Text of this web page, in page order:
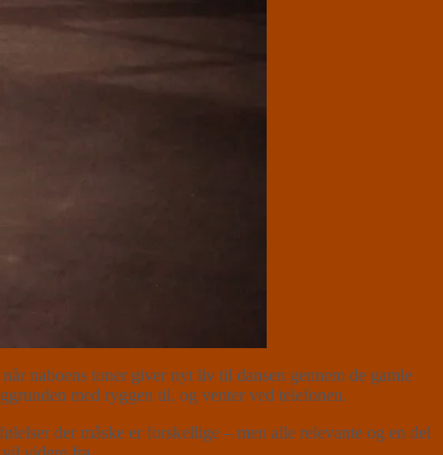
naboens toner giver nyt liv til dansen gennem de gamle
med ryggen til, og venter ved telefonen.
der måske er forskellige – men alle relevante og en del